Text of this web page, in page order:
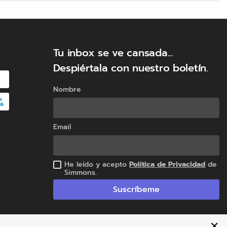
en tu descanso? Con el
rodeado de la serenidad y
en lo natural.
Tu inbox se ve cansada...
Despiértala con nuestro boletín.
Nombre
Email
He leído y aceptoPolítica de Privacidadde
Simmons.
Suscríbeme